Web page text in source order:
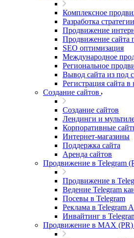
Комплексное
Разработка
Продвижение
Продвижение сайта
SEO оптимизация
Международное
Региональное
Вывод сайта из под
Регистрация сайта в
Создание сайтов
Создание сайтов
Лендинги и
Корпоративные
Интернет-магазины
Поддержка сайта
Аренда сайтов
Продвижение в Telegram
Продвижение в
Ведение Telegram
Посевы в Telegram
Реклама в Telegram
Инвайтинг в
Продвижение в MAX (PR)